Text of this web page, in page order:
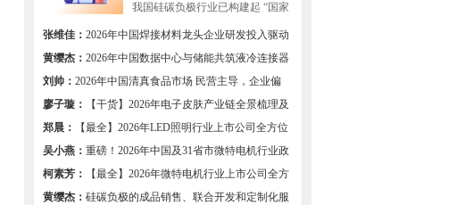
我国硅碳负极行业已构建起 “国家
顶层战略引领+地方...[详细]
张维佳： 2026年中国焊接材料龙头企业研发投入驱动
我国焊材高端化转型【组图】
黄缨杰： 2026年中国数据中心与储能共筑液冷连接器
增长双极【组图】
刘帅： 2026年中国清真食品市场 民营主导，企业偏
小，区域集中【组图】
廖子璇：
【干货】2026年电子皮肤产业链全景梳理及
区域热力地图
郑晨：
【最全】2026年LED照明行业上市公司全方位
对比
吴小燕： 重磅！2026年中国及31省市微特电机行业政
策汇总及解读（全）
柯素芳：
【最全】2026年微特电机行业上市公司全方
位对比
黄缨杰： 硅碳负极的成品销售、联合开发和定制化服